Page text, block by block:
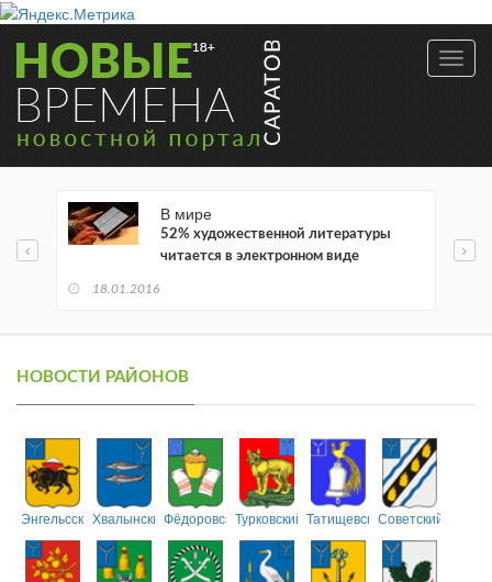
В мире
52% художественной литературы
читается в электронном виде
18.01.2016
НОВОСТИ РАЙОНОВ
ЭнгельсскийХвалынскийФёдоровскийТурковский ТатищевскийСоветский